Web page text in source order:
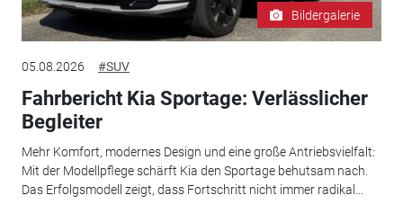
Bildergalerie
05.08.2026 #SUV
Fahrbericht Kia Sportage: Verlässlicher
Begleiter
Mehr Komfort, modernes Design und eine große Antriebsvielfalt:
Mit der Modellpflege schärft Kia den Sportage behutsam nach.
Das Erfolgsmodell zeigt, dass Fortschritt nicht immer radikal...